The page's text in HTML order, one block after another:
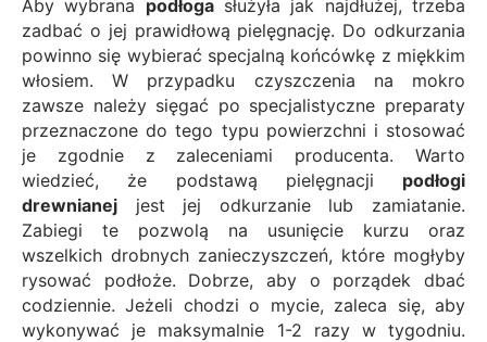
Aby wybrana podłogasłużyła jak najdłużej, trzeba
zadbać o jej prawidłową pielęgnację. Do odkurzania
powinno się wybierać specjalną końcówkę z miękkim
włosiem. W przypadku czyszczenia na mokro
zawsze należy sięgać po specjalistyczne preparaty
przeznaczone do tego typu powierzchni i stosować
je zgodnie z zaleceniami producenta. Warto
wiedzieć, że podstawą pielęgnacji podłogi
drewnianej jest jej odkurzanie lub zamiatanie.
Zabiegi te pozwolą na usunięcie kurzu oraz
wszelkich drobnych zanieczyszczeń, które mogłyby
rysować podłoże. Dobrze, aby o porządek dbać
codziennie. Jeżeli chodzi o mycie, zaleca się, aby
wykonywać je maksymalnie 1-2 razy w tygodniu.